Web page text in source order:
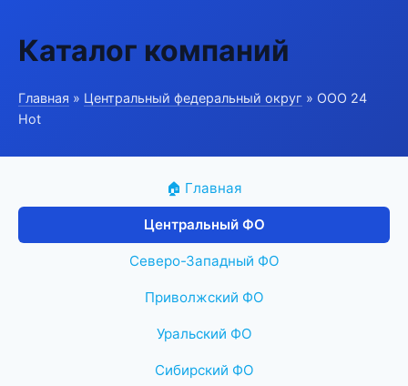
Каталог компаний
Главная » Центральный федеральный округ » ООО 24
Hot
🏠 Главная
Центральный ФО
Северо-Западный ФО
Приволжский ФО
Уральский ФО
Сибирский ФО